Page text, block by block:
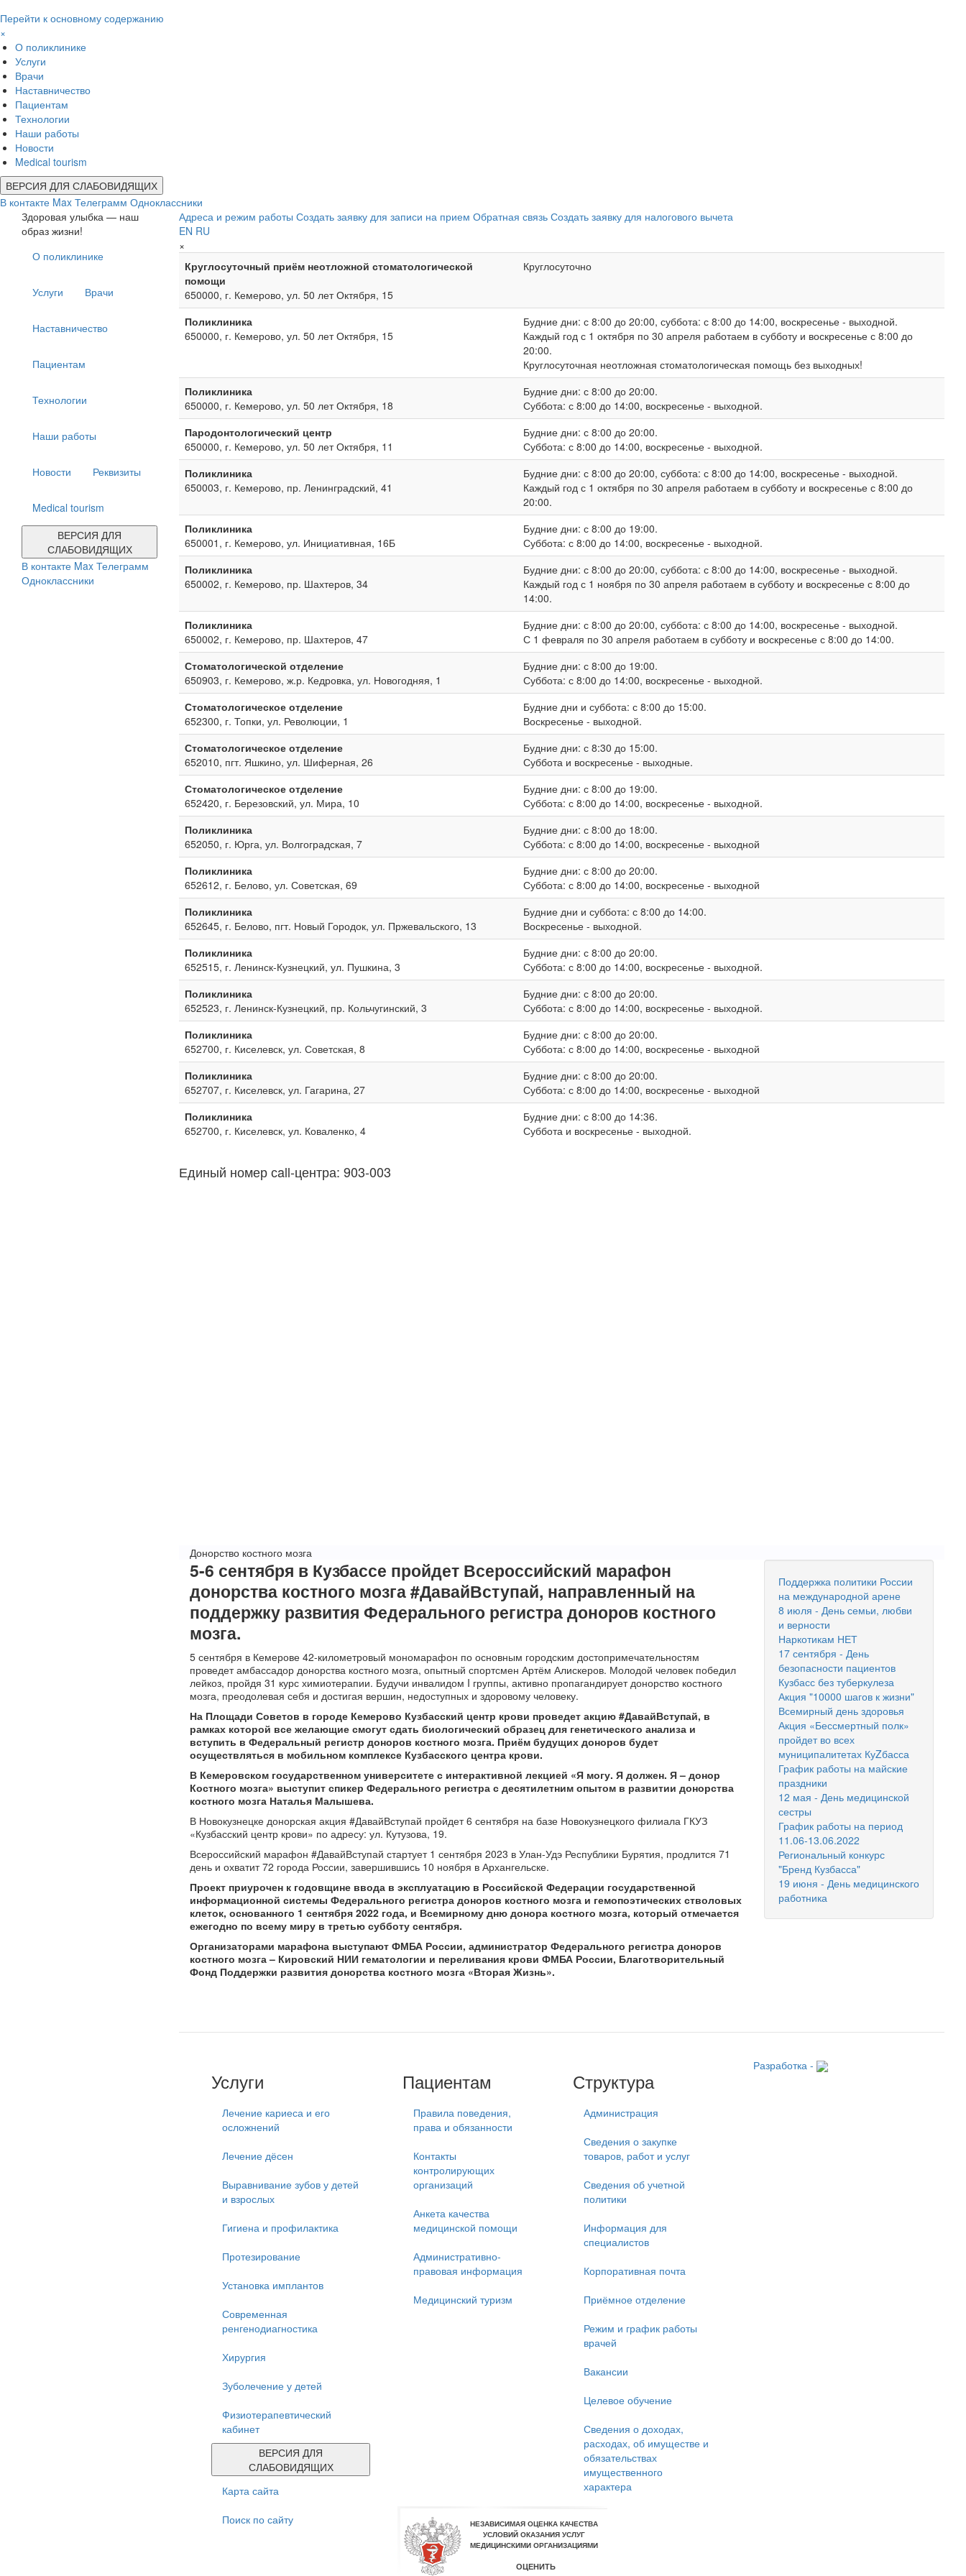
Перейти к основному содержанию
×
О поликлинике
Услуги
Врачи
Наставничество
Пациентам
Технологии
Наши работы
Новости
Medical tourism
ВЕРСИЯ ДЛЯ СЛАБОВИДЯЩИХ
В контакте Max Телеграмм Одноклассники
Здоровая улыбка — наш
образ жизни!
О поликлинике
Услуги Врачи
Наставничество
Пациентам
Технологии
Наши работы
Новости Реквизиты
Medical tourism
ВЕРСИЯ ДЛЯ
СЛАБОВИДЯЩИХ
В контакте Max Телеграмм
Одноклассники
Адреса и режим работы Создать заявку для записи на прием Обратная связь Создать заявку для налогового вычета
EN RU
×
Круглосуточный приём неотложной стоматологической
помощи
650000, г. Кемерово, ул. 50 лет Октября, 15
Круглосуточно
Поликлиника
650000, г. Кемерово, ул. 50 лет Октября, 15
Будние дни: с 8:00 до 20:00, суббота: с 8:00 до 14:00, воскресенье - выходной.
Каждый год с 1 октября по 30 апреля работаем в субботу и воскресенье с 8:00 до
20:00.
Круглосуточная неотложная стоматологическая помощь без выходных!
Поликлиника
650000, г. Кемерово, ул. 50 лет Октября, 18
Будние дни: с 8:00 до 20:00.
Суббота: с 8:00 до 14:00, воскресенье - выходной.
Пародонтологический центр
650000, г. Кемерово, ул. 50 лет Октября, 11
Будние дни: с 8:00 до 20:00.
Суббота: с 8:00 до 14:00, воскресенье - выходной.
Поликлиника
650003, г. Кемерово, пр. Ленинградский, 41
Будние дни: с 8:00 до 20:00, суббота: с 8:00 до 14:00, воскресенье - выходной.
Каждый год с 1 октября по 30 апреля работаем в субботу и воскресенье с 8:00 до
20:00.
Поликлиника
650001, г. Кемерово, ул. Инициативная, 16Б
Будние дни: с 8:00 до 19:00.
Суббота: с 8:00 до 14:00, воскресенье - выходной.
Поликлиника
650002, г. Кемерово, пр. Шахтеров, 34
Будние дни: с 8:00 до 20:00, суббота: с 8:00 до 14:00, воскресенье - выходной.
Каждый год с 1 ноября по 30 апреля работаем в субботу и воскресенье с 8:00 до
14:00.
Поликлиника
650002, г. Кемерово, пр. Шахтеров, 47
Будние дни: с 8:00 до 20:00, суббота: с 8:00 до 14:00, воскресенье - выходной.
С 1 февраля по 30 апреля работаем в субботу и воскресенье с 8:00 до 14:00.
Стоматологической отделение
650903, г. Кемерово, ж.р. Кедровка, ул. Новогодняя, 1
Будние дни: с 8:00 до 19:00.
Суббота: с 8:00 до 14:00, воскресенье - выходной.
Стоматологическое отделение
652300, г. Топки, ул. Революции, 1
Будние дни и суббота: с 8:00 до 15:00.
Воскресенье - выходной.
Стоматологическое отделение
652010, пгт. Яшкино, ул. Шиферная, 26
Будние дни: с 8:30 до 15:00.
Суббота и воскресенье - выходные.
Стоматологическое отделение
652420, г. Березовский, ул. Мира, 10
Будние дни: с 8:00 до 19:00.
Суббота: с 8:00 до 14:00, воскресенье - выходной.
Поликлиника
652050, г. Юрга, ул. Волгоградская, 7
Будние дни: с 8:00 до 18:00.
Суббота: с 8:00 до 14:00, воскресенье - выходной
Поликлиника
652612, г. Белово, ул. Советская, 69
Будние дни: с 8:00 до 20:00.
Суббота: с 8:00 до 14:00, воскресенье - выходной
Поликлиника
652645, г. Белово, пгт. Новый Городок, ул. Пржевальского, 13
Будние дни и суббота: с 8:00 до 14:00.
Воскресенье - выходной.
Поликлиника
652515, г. Ленинск-Кузнецкий, ул. Пушкина, 3
Будние дни: с 8:00 до 20:00.
Суббота: с 8:00 до 14:00, воскресенье - выходной.
Поликлиника
652523, г. Ленинск-Кузнецкий, пр. Кольчугинский, 3
Будние дни: с 8:00 до 20:00.
Суббота: с 8:00 до 14:00, воскресенье - выходной.
Поликлиника
652700, г. Киселевск, ул. Советская, 8
Будние дни: с 8:00 до 20:00.
Суббота: с 8:00 до 14:00, воскресенье - выходной
Поликлиника
652707, г. Киселевск, ул. Гагарина, 27
Будние дни: с 8:00 до 20:00.
Суббота: с 8:00 до 14:00, воскресенье - выходной
Поликлиника
652700, г. Киселевск, ул. Коваленко, 4
Будние дни: с 8:00 до 14:36.
Суббота и воскресенье - выходной.
Единый номер сall-центра: 903-003
Донорство костного мозга
5-6 сентября в Кузбассе пройдет Всероссийский марафон
донорства костного мозга #ДавайВступай, направленный на
поддержку развития Федерального регистра доноров костного
мозга.
5 сентября в Кемерове 42-километровый мономарафон по основным городским достопримечательностям
проведет амбассадор донорства костного мозга, опытный спортсмен Артём Алискеров. Молодой человек победил
лейкоз, пройдя 31 курс химиотерапии. Будучи инвалидом I группы, активно пропагандирует донорство костного
мозга, преодолевая себя и достигая вершин, недоступных и здоровому человеку.
На Площади Советов в городе Кемерово Кузбасский центр крови проведет акцию #ДавайВступай, в
рамках которой все желающие смогут сдать биологический образец для генетического анализа и
вступить в Федеральный регистр доноров костного мозга. Приём будущих доноров будет
осуществляться в мобильном комплексе Кузбасского центра крови.
В Кемеровском государственном университете с интерактивной лекцией «Я могу. Я должен. Я – донор
Костного мозга» выступит спикер Федерального регистра с десятилетним опытом в развитии донорства
костного мозга Наталья Малышева.
В Новокузнецке донорская акция #ДавайВступай пройдет 6 сентября на базе Новокузнецкого филиала ГКУЗ
«Кузбасский центр крови» по адресу: ул. Кутузова, 19.
Всероссийский марафон #ДавайВступай стартует 1 сентября 2023 в Улан-Удэ Республики Бурятия, продлится 71
день и охватит 72 города России, завершившись 10 ноября в Архангельске.
Проект приурочен к годовщине ввода в эксплуатацию в Российской Федерации государственной
информационной системы Федерального регистра доноров костного мозга и гемопоэтических стволовых
клеток, основанного 1 сентября 2022 года, и Всемирному дню донора костного мозга, который отмечается
ежегодно по всему миру в третью субботу сентября.
Организаторами марафона выступают ФМБА России, администратор Федерального регистра доноров
костного мозга – Кировский НИИ гематологии и переливания крови ФМБА России, Благотворительный
Фонд Поддержки развития донорства костного мозга «Вторая Жизнь».
Поддержка политики России
на международной арене
8 июля - День семьи, любви
и верности
Наркотикам НЕТ
17 сентября - День
безопасности пациентов
Кузбасс без туберкулеза
Акция "10000 шагов к жизни"
Всемирный день здоровья
Акция «Бессмертный полк»
пройдет во всех
муниципалитетах КуZбасса
График работы на майские
праздники
12 мая - День медицинской
сестры
График работы на период
11.06-13.06.2022
Региональный конкурс
"Бренд Кузбасса"
19 июня - День медицинского
работника
Услуги
Лечение кариеса и его
осложнений
Лечение дёсен
Выравнивание зубов у детей
и взрослых
Гигиена и профилактика
Протезирование
Установка имплантов
Современная
ренгенодиагностика
Хирургия
Зуболечение у детей
Физиотерапевтический
кабинет
ВЕРСИЯ ДЛЯ
СЛАБОВИДЯЩИХ
Карта сайта
Поиск по сайту
Пациентам
Правила поведения,
права и обязанности
Контакты
контролирующих
организаций
Анкета качества
медицинской помощи
Административно-
правовая информация
Медицинский туризм
Структура
Администрация
Сведения о закупке
товаров, работ и услуг
Сведения об учетной
политики
Информация для
специалистов
Корпоративная почта
Приёмное отделение
Режим и график работы
врачей
Вакансии
Целевое обучение
Сведения о доходах,
расходах, об имуществе и
обязательствах
имущественного
характера
Разработка -